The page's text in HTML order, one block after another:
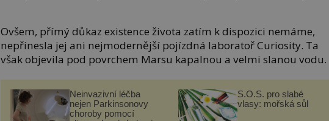
Ovšem, přímý důkaz existence života zatím k dispozici nemáme,
nepřinesla jej ani nejmodernější pojízdná laboratoř Curiosity. Ta
však objevila pod povrchem Marsu kapalnou a velmi slanou vodu.
Neinvazivní léčba
nejen Parkinsonovy
choroby pomocí
S.O.S. pro slabé
vlasy: mořská sůl